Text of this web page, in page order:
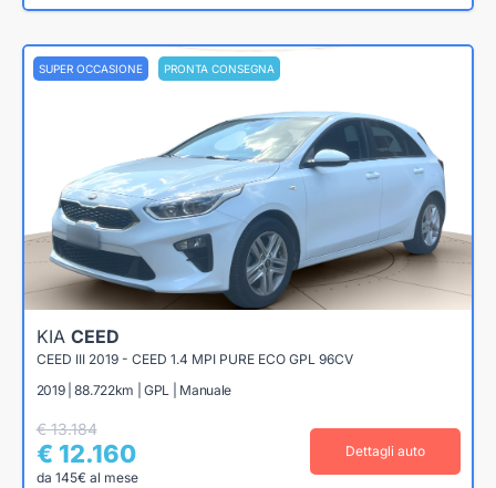
SUPER OCCASIONE PRONTA CONSEGNA
KIA CEED
CEED III 2019 - CEED 1.4 MPI PURE ECO GPL 96CV
2019 | 88.722km | GPL | Manuale
€ 13.184
€ 12.160
da 145€ al mese
Dettagli auto